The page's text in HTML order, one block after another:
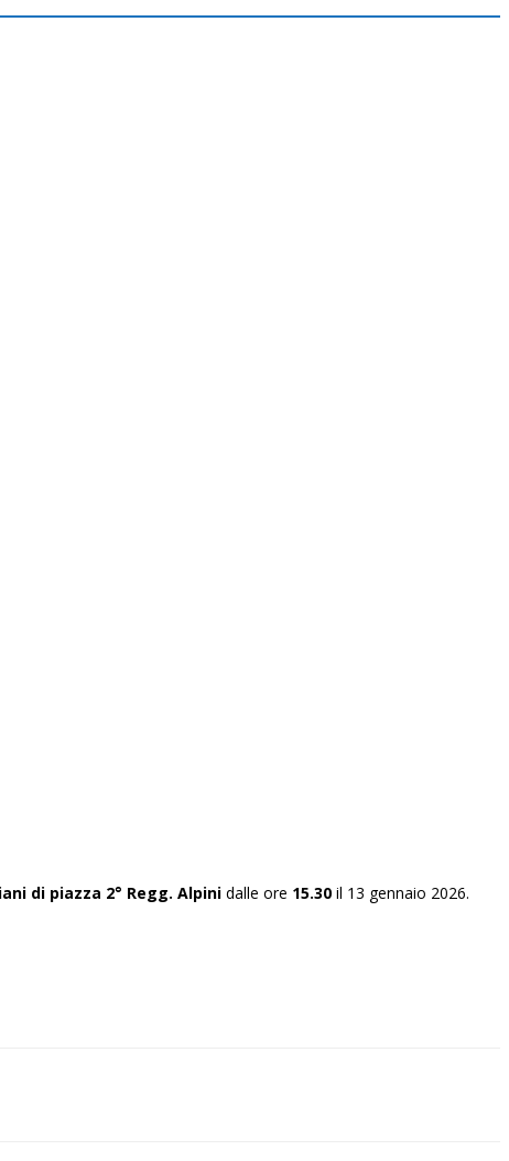
di piazza 2° Regg. Alpini dalle ore 15.30 il 13 gennaio 2026.